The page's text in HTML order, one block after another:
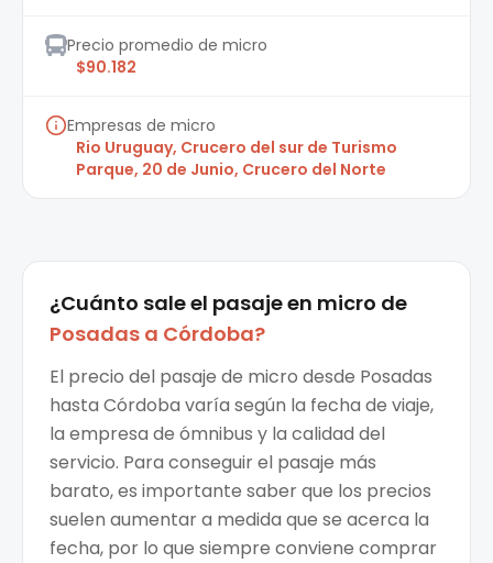
Precio promedio de micro
$90.182
Empresas de micro
Rio Uruguay, Crucero del sur de Turismo
Parque, 20 de Junio, Crucero del Norte
¿Cuánto sale el pasaje en micro de
Posadas a Córdoba?
El precio del pasaje de micro desde Posadas
hasta Córdoba varía según la fecha de viaje,
la empresa de ómnibus y la calidad del
servicio. Para conseguir el pasaje más
barato, es importante saber que los precios
suelen aumentar a medida que se acerca la
fecha, por lo que siempre conviene comprar